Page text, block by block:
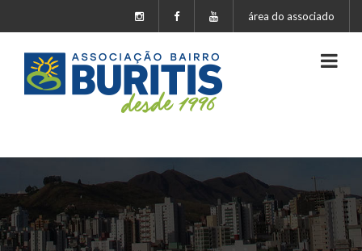
área do associado